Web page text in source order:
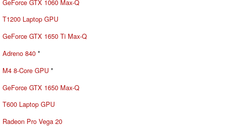
GeForce GTX 1060 Max-Q
T1200 Laptop GPU
GeForce GTX 1650 Ti Max-Q
Adreno 840 *
M4 8-Core GPU *
GeForce GTX 1650 Max-Q
T600 Laptop GPU
Radeon Pro Vega 20